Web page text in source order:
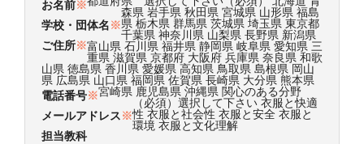
お名前※
学校・団体名※
ご住所※
森県 岩手県 秋田県 宮城県 山形県 福島
県 栃木県 群馬県 茨城県 埼玉県 東京都
千葉県 神奈川県 山梨県 長野県 新潟県
富山県 石川県 福井県 静岡県 岐阜県 愛知県 三
重県 滋賀県 京都府 大阪府 兵庫県 奈良県 和歌
山県 徳島県 香川県 愛媛県 高知県 鳥取県 島根県 岡山
県 広島県 山口県 福岡県 佐賀県 長崎県 大分県 熊本県
宮崎県 鹿児島県 沖縄県
電話番号※
メールアドレス※
担当教科
関心のある分野
（必須）選択して下さい 衣服と快適
性 衣服と社会性 衣服と安全 衣服と
環境 衣服と文化理解